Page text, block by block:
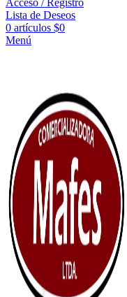
Acceso / Registro
Lista de Deseos
0 artículos $0
Menú